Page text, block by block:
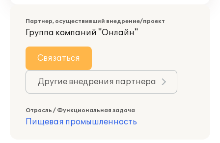
Партнер, осуществивший внедрение/проект
Группа компаний "Онлайн"
Связаться
Другие внедрения партнера
Отрасль / Функциональная задача
Пищевая промышленность